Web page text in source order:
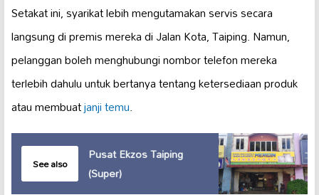
Setakat ini, syarikat lebih mengutamakan servis secara
langsung di premis mereka di Jalan Kota, Taiping. Namun,
pelanggan boleh menghubungi nombor telefon mereka
terlebih dahulu untuk bertanya tentang ketersediaan produk
atau membuatjanji temu.
See also
Pusat Ekzos Taiping
(Super)